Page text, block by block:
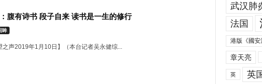
腹有诗书 段子自来 读书是一生的修行
眸
之声2019年1月10日】（本台记者吴永健综...
武汉肺
法国
港版《國安
章天亮
英 英